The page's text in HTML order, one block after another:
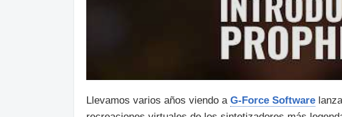
Llevamos varios años viendo a G-Force Software